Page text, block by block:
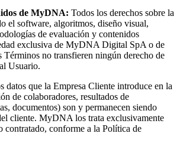
de MyDNA: Todos los derechos sobre la
el software, algoritmos, diseño visual,
de evaluación y contenidos
exclusiva de MyDNA Digital SpA o de
Términos no transfieren ningún derecho de
Usuario.
datos que la Empresa Cliente introduce en la
de colaboradores, resultados de
documentos) son y permanecen siendo
cliente. MyDNA los trata exclusivamente
contratado, conforme a la Política de